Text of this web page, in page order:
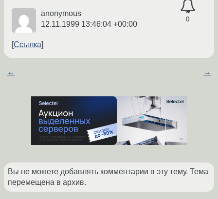
0
anonymous
12.11.1999 13:46:04 +00:00
Ссылка
← →
Вы не можете добавлять комментарии в эту тему. Тема
перемещена в архив.